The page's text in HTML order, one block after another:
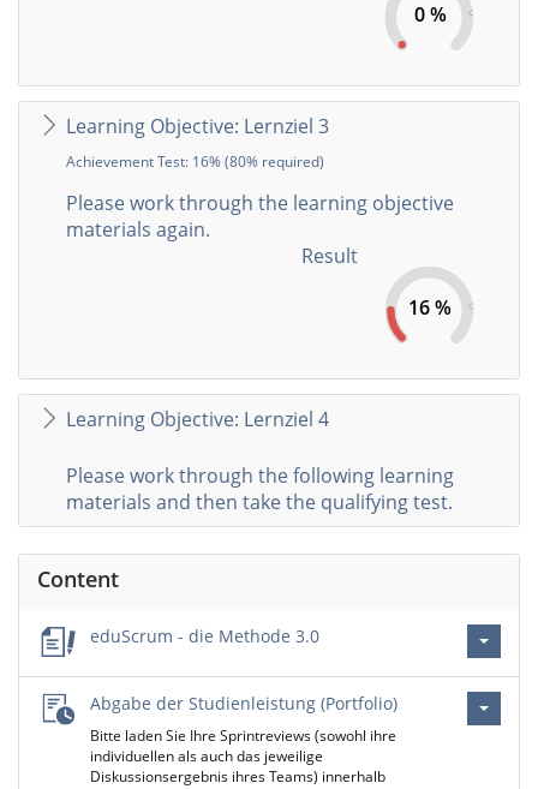
0 %
Learning Objective: Lernziel 3
Achievement Test: 16% (80% required)
Please work through the learning objective
materials again.
16 %
Result
Learning Objective: Lernziel 4
Please work through the following learning
materials and then take the qualifying test.
Content
eduScrum - die Methode 3.0
Abgabe der Studienleistung (Portfolio)
Bitte laden Sie Ihre Sprintreviews (sowohl ihre
individuellen als auch das jeweilige
Diskussionsergebnis ihres Teams) innerhalb